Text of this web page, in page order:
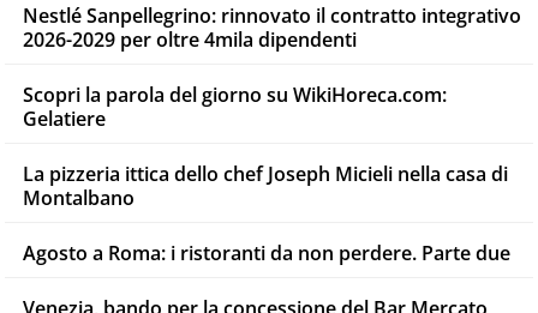
Nestlé Sanpellegrino: rinnovato il contratto integrativo
2026-2029 per oltre 4mila dipendenti
Scopri la parola del giorno su WikiHoreca.com:
Gelatiere
La pizzeria ittica dello chef Joseph Micieli nella casa di
Montalbano
Agosto a Roma: i ristoranti da non perdere. Parte due